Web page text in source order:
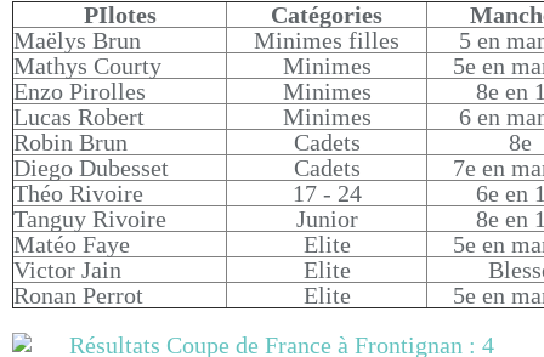
PIlotes
Catégories
Maëlys Brun
Minimes filles
5 en
Mathys Courty
Minimes
5e en
Enzo Pirolles
Minimes
8e en
Lucas Robert
Minimes
6 en
Robin Brun
Cadets
8e
Diego Dubesset
Cadets
7e en
Théo Rivoire
17 - 24
6e en
Tanguy Rivoire
Junior
8e en
Matéo Faye
Elite
5e en
Victor Jain
Elite
Ronan Perrot
Elite 5e en